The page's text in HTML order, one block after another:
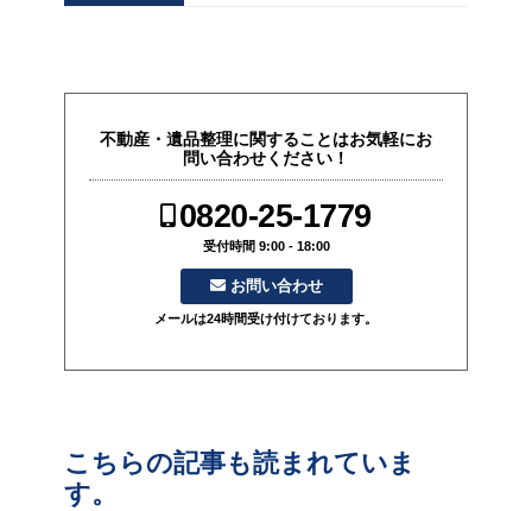
不動産・遺品整理に関することはお気軽にお
問い合わせください！
0820-25-1779
受付時間 9:00 - 18:00
お問い合わせ
メールは24時間受け付けております。
こちらの記事も読まれていま
す。